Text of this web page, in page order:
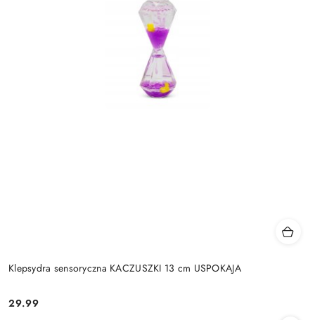
Klepsydra sensoryczna KACZUSZKI 13 cm USPOKAJA
Cena:
29.99